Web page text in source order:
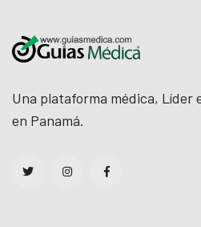
Una plataforma médica, Líder
en Panamá.